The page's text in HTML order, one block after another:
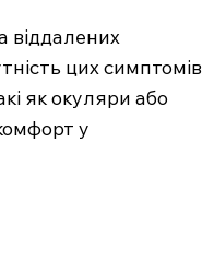
віддалених
цих симптомів
як окуляри або
у